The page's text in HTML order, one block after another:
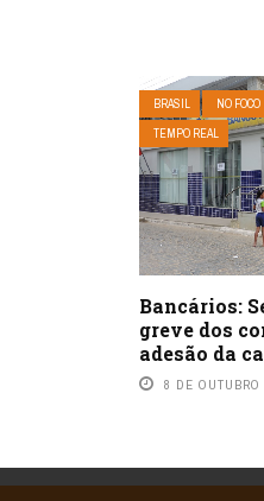
BRASIL NO FOCO
TEMPO REAL
Bancários:
greve dos
adesão da
8 DE OUTUBRO